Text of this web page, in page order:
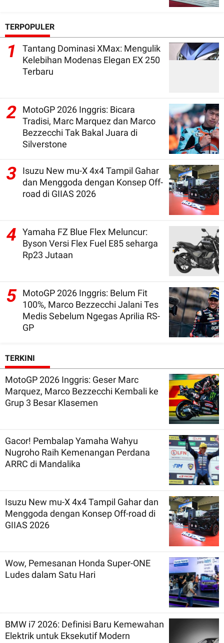
TERPOPULER
1
Tantang Dominasi XMax: Mengulik
Kelebihan Modenas Elegan EX 250
Terbaru
2
MotoGP 2026 Inggris: Bicara
Tradisi, Marc Marquez dan Marco
Bezzecchi Tak Bakal Juara di
Silverstone
3
Isuzu New mu-X 4x4 Tampil Gahar
dan Menggoda dengan Konsep Off-
road di GIIAS 2026
4
Yamaha FZ Blue Flex Meluncur:
Byson Versi Flex Fuel E85 seharga
Rp23 Jutaan
5 MotoGP 2026 Inggris: Belum Fit
100%, Marco Bezzecchi Jalani Tes
Medis Sebelum Ngegas Aprilia RS-
GP
TERKINI
MotoGP 2026 Inggris: Geser Marc
Marquez, Marco Bezzecchi Kembali ke
Grup 3 Besar Klasemen
Gacor! Pembalap Yamaha Wahyu
Nugroho Raih Kemenangan Perdana
ARRC di Mandalika
Isuzu New mu-X 4x4 Tampil Gahar dan
Menggoda dengan Konsep Off-road di
GIIAS 2026
Wow, Pemesanan Honda Super-ONE
Ludes dalam Satu Hari
BMW i7 2026: Definisi Baru Kemewahan
Elektrik untuk Eksekutif Modern